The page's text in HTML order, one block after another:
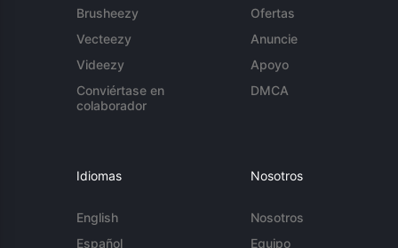
Brusheezy
Vecteezy
Videezy
Conviértase en
colaborador
Ofertas
Anuncie
Apoyo
DMCA
Idiomas
English
Español
Nosotros
Nosotros
Equipo